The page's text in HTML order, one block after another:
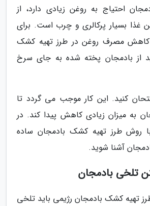
احتیاج به روغن زیادی دارد، از
غذا بسیار پرکالری و چرب است. برای
مصرف روغن در طرز تهیه کشک
از بادمجان پخته شده به جای سرخ
کنید. این کار موجب می گردد تا
به میزان زیادی کاهش پیدا کند. در
با روش طرز تهیه کشک بادمجان ساده
آشنا شوید.
تلخی بادمجان
تهیه کشک بادمجان رژیمی باید تلخی